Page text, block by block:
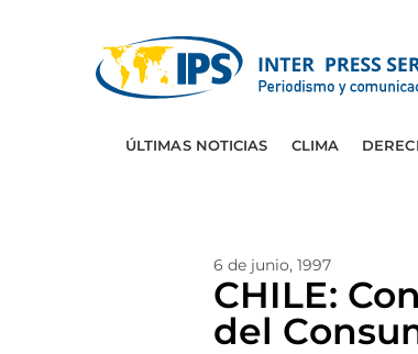
ÚLTIMAS NOTICIAS CLIMA
6 de junio, 1997
CHILE:
del